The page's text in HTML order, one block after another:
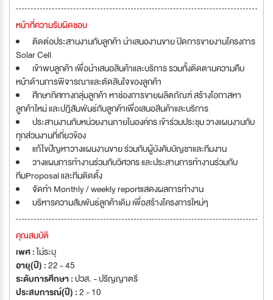
หน้าที่ความรับผิดชอบ
ติดต่อประสานงานกับลูกค้า นำเสนองานขาย ปิดการขายงานโครงการ
Solar Cell
เข้าพบลูกค้า เพื่อนำเสนอสินค้าและบริการ รวมทั้งติดตามความคืบ
หน้าด้านการพิจารณาและตัดสินใจของลูกค้า
ศึกษาทิศทางกลุ่มลูกค้า หาช่องการขายผลิตภัณฑ์ สร้างโอกาสหา
ลูกค้าใหม่ และปฎิสัมพันธ์กับลูกค้าเพื่อเสนอสินค้าและบริการ
ประสานงานกับหน่วยงานภายในองค์กร เข้าร่วมประชุม วางแผนงานกับ
ทุกส่วนงานที่เกี่ยวข้อง
แก้ไขปัญหาวางแผนงานขาย ร่วมกับผู้บังคับบัญชาและทีมงาน
วางแผนการทำงานร่วมกับวิศวกร และประสานการทำงานร่วมกับ
ทีมProposal และทีมติดตั้ง
จัดทํา Monthly / weekly reportแสดงผลการทํางาน
บริหารความสัมพันธ์ลูกค้าเดิม เพื่อสร้างโครงการใหม่ๆ
คุณสมบัติ
เพศ :ไม่ระบุ
อายุ(ปี) :22 - 45
ระดับการศึกษา :ปวส. - ปริญญาตรี
ประสบการณ์(ปี) :2 - 10